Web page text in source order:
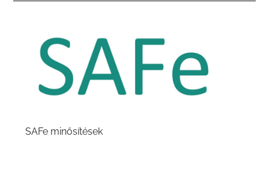
SAFe minősítések